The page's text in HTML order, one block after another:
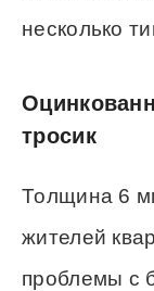
несколько
тросик
Толщина 6
жителей
проблемы с